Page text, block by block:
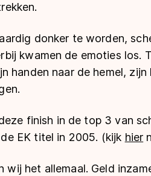
donker te worden,
kwamen de emoties los.
handen naar de hemel,
finish in de top 3 van
EK titel in 2005. (kijk hier
het allemaal. Geld